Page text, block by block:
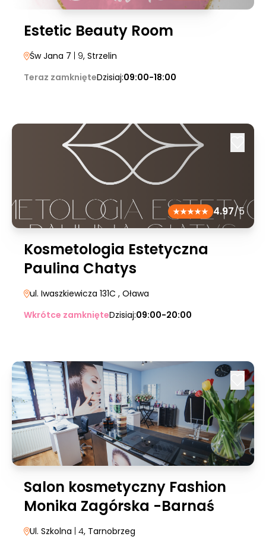
Estetic Beauty Room
Św Jana 7 | 9, Strzelin
Teraz zamknięteDzisiaj:09:00-18:00
4.97/5
Kosmetologia Estetyczna
Paulina Chatys
ul. Iwaszkiewicza 131C , Oława
Wkrótce zamknięteDzisiaj:09:00-20:00
Salon kosmetyczny Fashion
Monika Zagórska -Barnaś
Ul. Szkolna | 4, Tarnobrzeg